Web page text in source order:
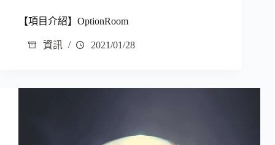
【項目介紹】OptionRoom
資訊 2021/01/28